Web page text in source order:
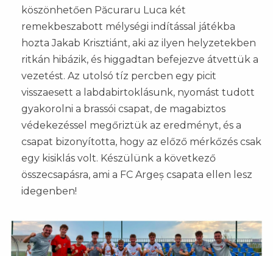
köszönhetően Păcuraru Luca két
remekbeszabott mélységi indítással játékba
hozta Jakab Krisztiánt, aki az ilyen helyzetekben
ritkán hibázik, és higgadtan befejezve átvettük a
vezetést. Az utolsó tíz percben egy picit
visszaesett a labdabirtoklásunk, nyomást tudott
gyakorolni a brassói csapat, de magabiztos
védekezéssel megőriztük az eredményt, és a
csapat bizonyította, hogy az előző mérkőzés csak
egy kisiklás volt. Készülünk a következő
összecsapásra, ami a FC Argeș csapata ellen lesz
idegenben!